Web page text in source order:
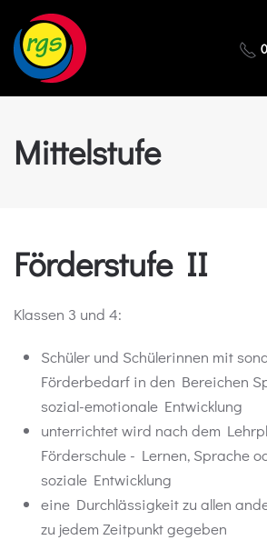
Zum Hauptinhalt springen
Mittelstufe
Förderstufe II
Klassen 3 und 4:
Schüler und Schülerinnen mit
Förderbedarf in den Bereichen
sozial-emotionale Entwicklung
unterrichtet wird nach dem
Förderschule - Lernen, Sprache
soziale Entwicklung
eine Durchlässigkeit zu allen
zu jedem Zeitpunkt gegeben